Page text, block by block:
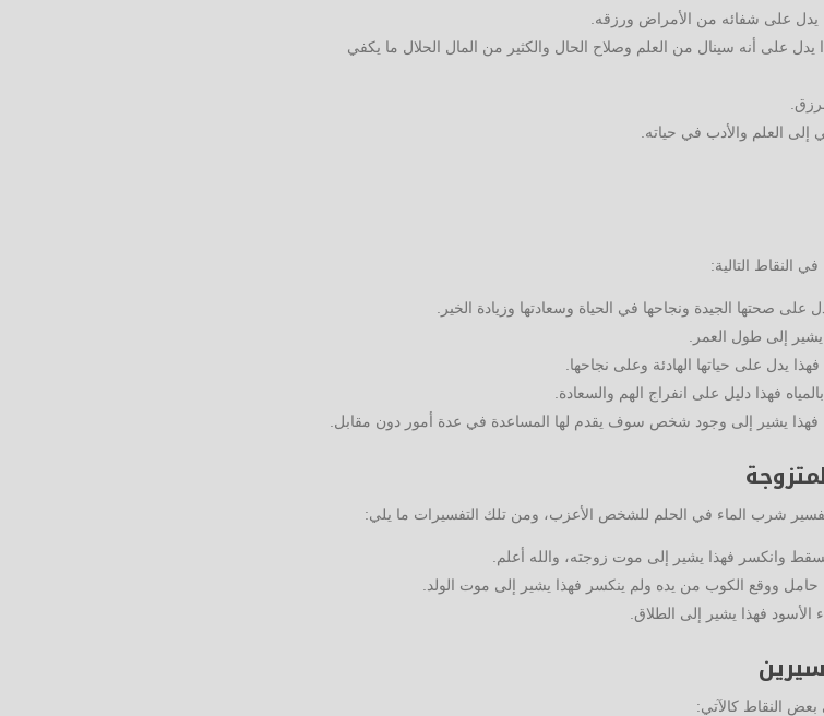
يدل على شفائه من الأمراض ورزقه.
على أنه سينال من العلم وصلاح الحال والكثير من المال الحلال ما يكفي
إلى العلم والأدب في حياته.
النقاط التالية:
على صحتها الجيدة ونجاحها في الحياة وسعادتها وزيادة الخير.
يشير إلى طول العمر.
يدل على حياتها الهادئة وعلى نجاحها.
فهذا دليل على انفراج الهم والسعادة.
فهذا يشير إلى وجود شخص سوف يقدم لها المساعدة في عدة أمور دون مقابل.
شرب الماء في الحلم للشخص الأعزب، ومن تلك التفسيرات ما يلي:
وانكسر فهذا يشير إلى موت زوجته، والله أعلم.
ووقع الكوب من يده ولم ينكسر فهذا يشير إلى موت الولد.
فهذا يشير إلى الطلاق.
النقاط كالآتي: